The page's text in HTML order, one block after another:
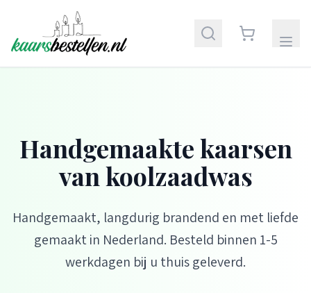
Handgemaakte kaarsen
van koolzaadwas
Handgemaakt, langdurig brandend en met liefde
gemaakt in Nederland. Besteld binnen 1-5
werkdagen bij u thuis geleverd.